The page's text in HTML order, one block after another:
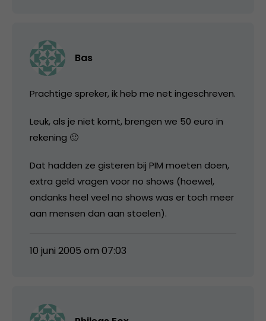
Bas
Prachtige spreker, ik heb me net ingeschreven.
Leuk, als je niet komt, brengen we 50 euro in
rekening 🙂
Dat hadden ze gisteren bij PIM moeten doen,
extra geld vragen voor no shows (hoewel,
ondanks heel veel no shows was er toch meer
aan mensen dan aan stoelen).
10 juni 2005 om 07:03